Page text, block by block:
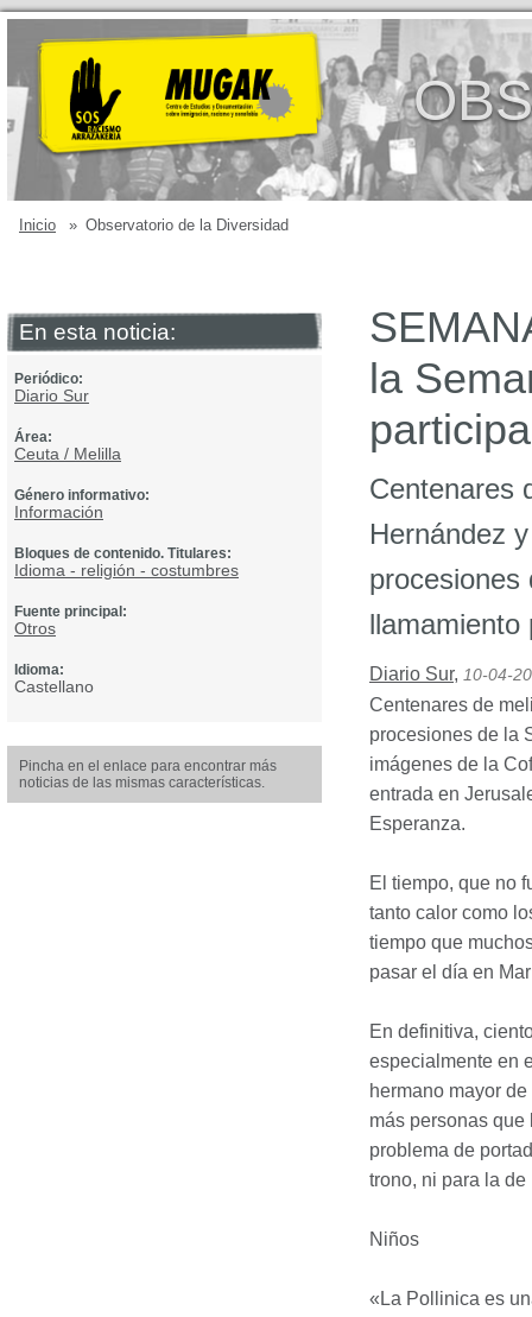
Inicio » Observatorio de la Diversidad
En esta noticia:
Periódico:
Diario Sur
Área:
Ceuta / Melilla
Género informativo:
Información
Bloques de contenido. Titulares:
Idioma - religión - costumbres
Fuente principal:
Otros
Idioma:
Castellano
Pincha en el enlace para encontrar más
noticias de las mismas características.
la
Centenares
Hernández
procesiones
llamamiento
Diario Sur, 10-04-
Centenares de
procesiones de la
imágenes de la
entrada en
Esperanza.
El tiempo, que no
tanto calor como
tiempo que
pasar el día en
En definitiva,
especialmente en
hermano mayor
más personas
problema de
trono, ni para la
Niños
«La Pollinica es